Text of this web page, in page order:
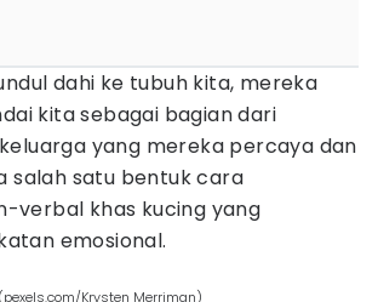
dahi ke tubuh kita, mereka
kita sebagai bagian dari
yang mereka percaya dan
salah satu bentuk cara
verbal khas kucing yang
emosional.
Krysten Merriman)